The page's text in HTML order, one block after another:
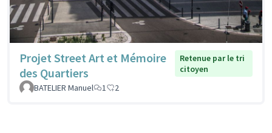
Projet Street Art et Mémoire
des Quartiers
Retenue par le tri
citoyen
BATELIER Manuel
1 2